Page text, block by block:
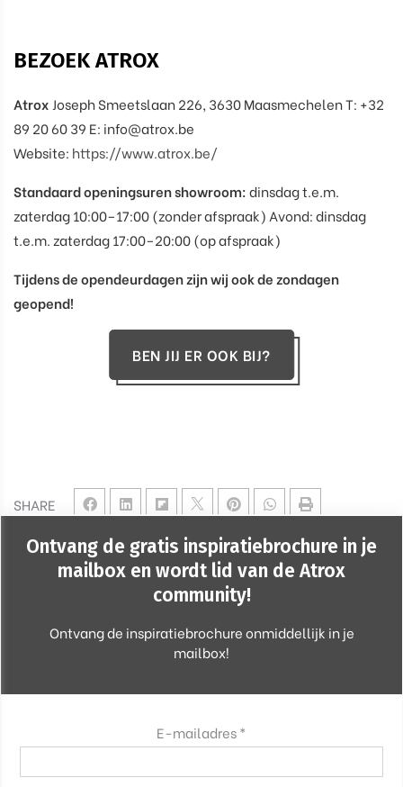
SHARE
BEZOEK ATROX
Atrox Joseph Smeetslaan 226, 3630 Maasmechelen T: +32
89 20 60 39 E: info@atrox.be
Website: https://www.atrox.be/
Standaard openingsuren showroom:dinsdag t.e.m.
zaterdag 10:00–17:00 (zonder afspraak) Avond: dinsdag
t.e.m. zaterdag 17:00–20:00 (op afspraak)
Tijdens de opendeurdagen zijn wij ook de zondagen
geopend!
BEN JIJ ER OOK BIJ?
Ontvang de gratis inspiratiebrochure in je
mailbox en wordt lid van de Atrox
community!
Ontvang de inspiratiebrochure onmiddellijk in je
mailbox!
E-mailadres *